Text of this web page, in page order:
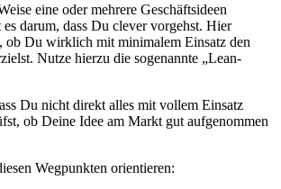
eine oder mehrere Geschäftsideen
darum, dass Du clever vorgehst. Hier
ob Du wirklich mit minimalem Einsatz den
Nutze hierzu die sogenannte „Lean-
Du nicht direkt alles mit vollem Einsatz
ob Deine Idee am Markt gut aufgenommen
Wegpunkten orientieren: